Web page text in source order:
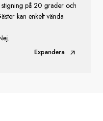
på 20 grader och
kan enkelt vända
Expandera